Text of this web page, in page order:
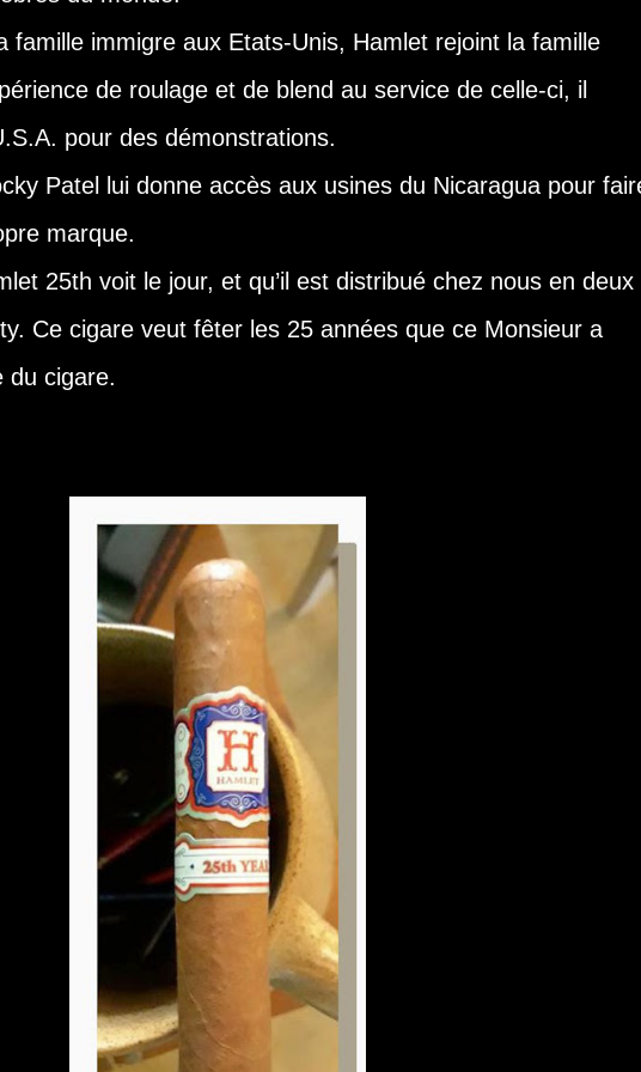
famille immigre aux Etats-Unis, Hamlet rejoint la famille
de roulage et de blend au service de celle-ci, il
pour des démonstrations.
Patel lui donne accès aux usines du Nicaragua pour
marque.
25th voit le jour, et qu’il est distribué chez nous en deux
Ce cigare veut fêter les 25 années que ce Monsieur a
du cigare.